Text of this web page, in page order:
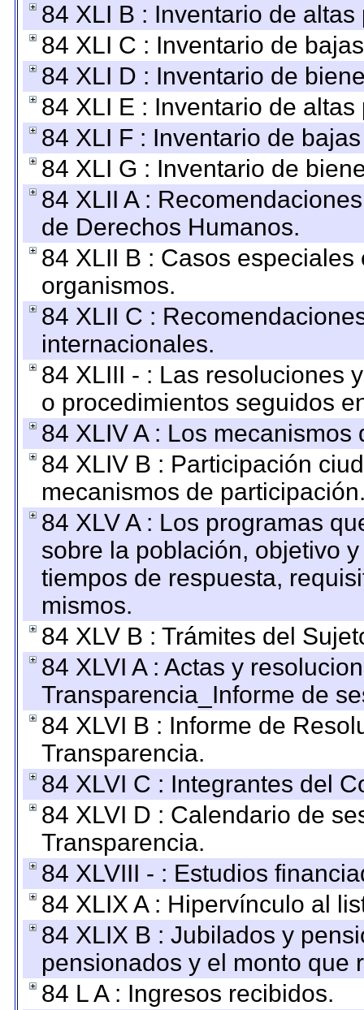
84 XLI B : Inventario de
84 XLI C : Inventario de
84 XLI D : Inventario de
84 XLI E : Inventario de
84 XLI F : Inventario de
84 XLI G : Inventario de
84 XLII A :
de Derechos Humanos.
84 XLII B : Casos
organismos.
84 XLII C :
internacionales.
84 XLIII - : Las resoluciones
o procedimientos seguidos
84 XLIV A : Los
84 XLIV B : Participación
mecanismos de
84 XLV A : Los programas
sobre la población, objetivo
tiempos de respuesta,
mismos.
84 XLV B : Trámites del
84 XLVI A : Actas y
Transparencia_Informe de
84 XLVI B : Informe de
Transparencia.
84 XLVI C : Integrantes del
84 XLVI D : Calendario de
Transparencia.
84 XLVIII - : Estudios
84 XLIX A : Hipervínculo al
84 XLIX B : Jubilados y
pensionados y el monto que
84 L A : Ingresos recibidos.